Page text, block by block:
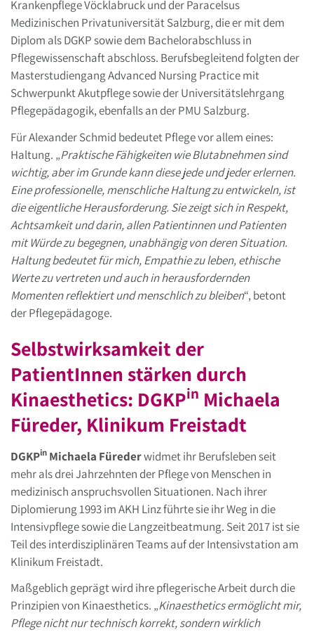
Krankenpflege Vöcklabruck und der Paracelsus
Medizinischen Privatuniversität Salzburg, die er mit dem
Diplom als DGKP sowie dem Bachelorabschluss in
Pflegewissenschaft abschloss. Berufsbegleitend folgten der
Masterstudiengang Advanced Nursing Practice mit
Schwerpunkt Akutpflege sowie der Universitätslehrgang
Pflegepädagogik, ebenfalls an der PMU Salzburg.
Für Alexander Schmid bedeutet Pflege vor allem eines:
Haltung. „Praktische Fähigkeiten wie Blutabnehmen sind
wichtig, aber im Grunde kann diese jede und jeder erlernen.
Eine professionelle, menschliche Haltung zu entwickeln, ist
die eigentliche Herausforderung. Sie zeigt sich in Respekt,
Achtsamkeit und darin, allen Patientinnen und Patienten
mit Würde zu begegnen, unabhängig von deren Situation.
Haltung bedeutet für mich, Empathie zu leben, ethische
Werte zu vertreten und auch in herausfordernden
Momenten reflektiert und menschlich zu bleiben“, betont
der Pflegepädagoge.
Selbstwirksamkeit der
PatientInnen stärken durch
Kinaesthetics: DGKPin Michaela
Füreder, Klinikum Freistadt
DGKPin Michaela Fürederwidmet ihr Berufsleben seit
mehr als drei Jahrzehnten der Pflege von Menschen in
medizinisch anspruchsvollen Situationen. Nach ihrer
Diplomierung 1993 im AKH Linz führte sie ihr Weg in die
Intensivpflege sowie die Langzeitbeatmung. Seit 2017 ist sie
Teil des interdisziplinären Teams auf der Intensivstation am
Klinikum Freistadt.
Maßgeblich geprägt wird ihre pflegerische Arbeit durch die
Prinzipien von Kinaesthetics. „Kinaesthetics ermöglicht mir,
Pflege nicht nur technisch korrekt, sondern wirklich